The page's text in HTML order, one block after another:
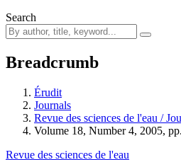
Search
Breadcrumb
Érudit
Journals
Revue des sciences de l'eau /
Volume 18, Number 4, 2005,
Revue des sciences de l'eau